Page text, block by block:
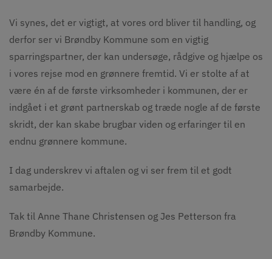
Vi synes, det er vigtigt, at vores ord bliver til handling, og
derfor ser vi Brøndby Kommune som en vigtig
sparringspartner, der kan undersøge, rådgive og hjælpe os
i vores rejse mod en grønnere fremtid. Vi er stolte af at
være én af de første virksomheder i kommunen, der er
indgået i et grønt partnerskab og træde nogle af de første
skridt, der kan skabe brugbar viden og erfaringer til en
endnu grønnere kommune.
I dag underskrev vi aftalen og vi ser frem til et godt
samarbejde.
Tak til Anne Thane Christensen og Jes Petterson fra
Brøndby Kommune.